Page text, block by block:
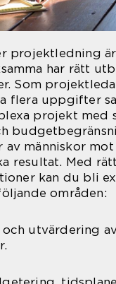
projektledning
har rätt
Som
flera uppgifter
projekt med
av människor mot
resultat. Med
kan du bli
områden:
utvärdering